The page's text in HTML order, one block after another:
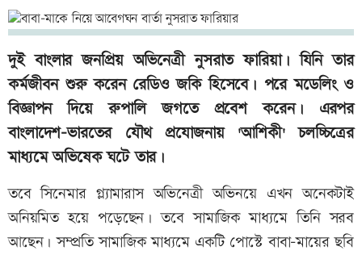
দুই বাংলার জনপ্রিয় অভিনেত্রী নুসরাত ফারিয়া। যিনি তার
কর্মজীবন শুরু করেন রেডিও জকি হিসেবে। পরে মডেলিং ও
বিজ্ঞাপন দিয়ে রুপালি জগতে প্রবেশ করেন। এরপর
বাংলাদেশ-ভারতের যৌথ প্রযোজনায় 'আশিকী' চলচ্চিত্রের
মাধ্যমে অভিষেক ঘটে তার।
তবে সিনেমার গ্ল্যামারাস অভিনেত্রী অভিনয়ে এখন অনেকটাই
অনিয়মিত হয়ে পড়েছেন। তবে সামাজিক মাধ্যমে তিনি সরব
আছেন। সম্প্রতি সামাজিক মাধ্যমে একটি পোস্টে বাবা-মায়ের ছবি